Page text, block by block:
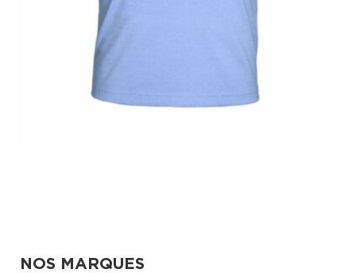
NOS MARQUES